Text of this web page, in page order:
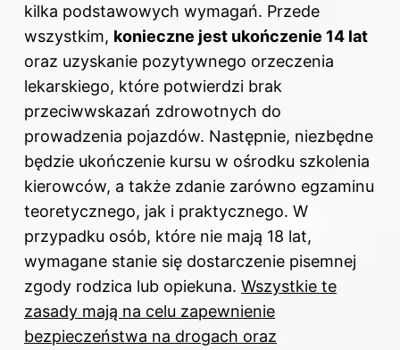
kilka podstawowych wymagań. Przede
wszystkim, konieczne jest ukończenie 14 lat
oraz uzyskanie pozytywnego orzeczenia
lekarskiego, które potwierdzi brak
przeciwwskazań zdrowotnych do
prowadzenia pojazdów. Następnie, niezbędne
będzie ukończenie kursu w ośrodku szkolenia
kierowców, a także zdanie zarówno egzaminu
teoretycznego, jak i praktycznego. W
przypadku osób, które nie mają 18 lat,
wymagane stanie się dostarczenie pisemnej
zgody rodzica lub opiekuna. Wszystkie te
zasady mają na celu zapewnienie
bezpieczeństwa na drogach oraz